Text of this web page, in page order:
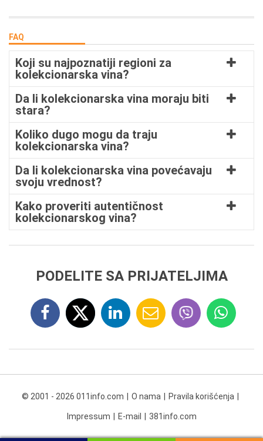
FAQ
Koji su najpoznatiji regioni za
kolekcionarska vina?
Da li kolekcionarska vina moraju biti
stara?
Koliko dugo mogu da traju
kolekcionarska vina?
Da li kolekcionarska vina povećavaju
svoju vrednost?
Kako proveriti autentičnost
kolekcionarskog vina?
PODELITE SA PRIJATELJIMA
© 2001 - 2026 011info.com O nama Pravila korišćenja
Impressum E-mail 381info.com